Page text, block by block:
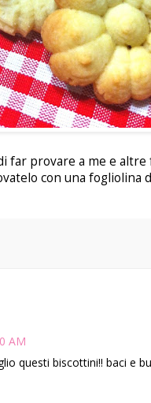
far provare a me e
con una fogliolina
AM
questi biscottini!! baci e